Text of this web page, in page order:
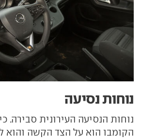
נוחות נסיעה
נוחות הנסיעה העירונית סבירה.
הקומבו הוא על הצד הקשה והוא